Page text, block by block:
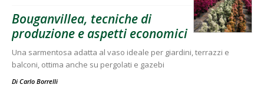
Bouganvillea, tecniche di
produzione e aspetti economici
Una sarmentosa adatta al vaso ideale per giardini, terrazzi e
balconi, ottima anche su pergolati e gazebi
Di Carlo Borrelli